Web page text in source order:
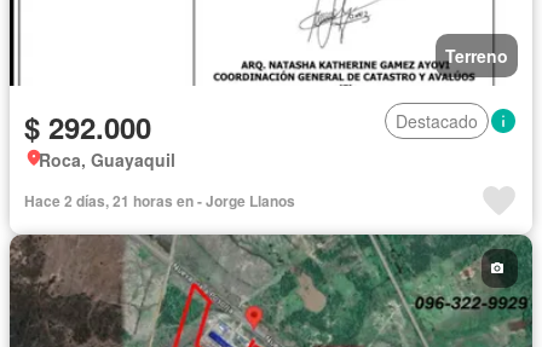
Terreno
$ 292.000
Destacado
Roca, Guayaquil
Hace 2 días, 21 horas en - Jorge Llanos